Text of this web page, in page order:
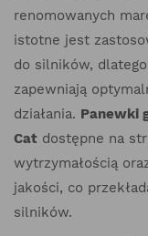
renomowanych
istotne jest
do silników,
zapewniają
działania. Panewki
Cat dostępne na
wytrzymałością
jakości, co
silników.